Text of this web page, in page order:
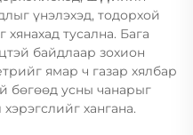
үнэлэхэд, тодорхой
тусална. Бага
байдлаар зохион
ямар ч газар хялбар
бөгөөд усны чанарыг
хангана.